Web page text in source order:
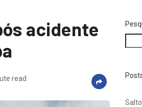
acidente
read